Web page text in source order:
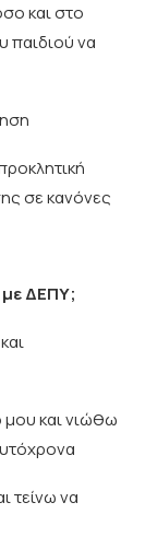
και στο
παιδιού να
σε κανόνες
με ΔΕΠΥ;
μου και νιώθω
τείνω να